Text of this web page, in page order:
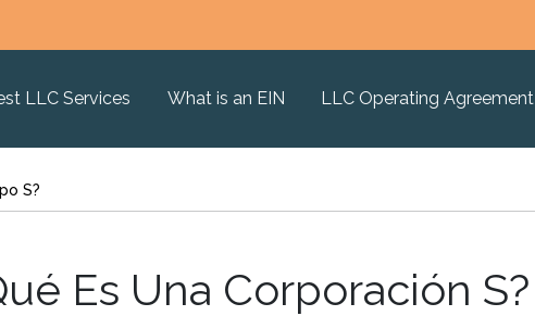
LLC Services What is an EIN LLC Operating Agreement
S?
Es Una Corporación S?